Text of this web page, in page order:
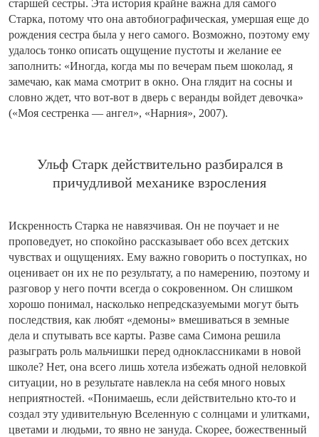
старшей сестры. Эта история крайне важна для самого
Старка, потому что она автобиографическая, умершая еще до
рождения сестра была у него самого. Возможно, поэтому ему
удалось тонко описать ощущение пустоты и желание ее
заполнить: «Иногда, когда мы по вечерам пьем шоколад, я
замечаю, как мама смотрит в окно. Она глядит на сосны и
словно ждет, что вот-вот в дверь с веранды войдет девочка»
(«Моя сестренка — ангел», «Нарния», 2007).
Ульф Старк действительно разбирался в
причудливой механике взросления
Искренность Старка не навязчивая. Он не поучает и не
проповедует, но спокойно рассказывает обо всех детских
чувствах и ощущениях. Ему важно говорить о поступках, но
оценивает он их не по результату, а по намерению, поэтому и
разговор у него почти всегда о сокровенном. Он слишком
хорошо понимал, насколько непредсказуемыми могут быть
последствия, как любят «демоны» вмешиваться в земные
дела и спутывать все карты. Разве сама Симона решила
разыграть роль мальчишки перед одноклассниками в новой
школе? Нет, она всего лишь хотела избежать одной неловкой
ситуации, но в результате навлекла на себя много новых
неприятностей. «Понимаешь, если действительно кто-то и
создал эту удивительную Вселенную с солнцами и улитками,
цветами и людьми, то явно не зануда. Скорее, божественный